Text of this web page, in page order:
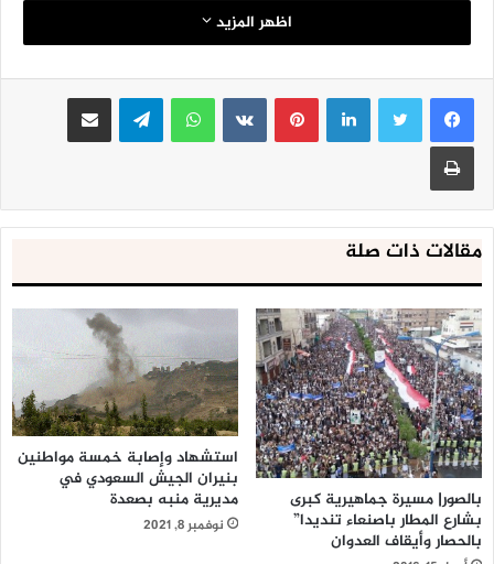
اظهر المزيد
لينكدإنبينتيريست واتساب تيلقرام مشاركة عبر البريد
طباعة
مقالات ذات صلة
بالصور| مسيرة جماهيرية كبرى
بشارع المطار باصنعاء تنديدا”
بالحصار وأيقاف العدوان
استشهاد وإصابة خمسة مواطنين
بنيران الجيش السعودي في
مديرية منبه بصعدة
نوفمبر 8, 2021